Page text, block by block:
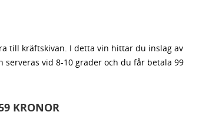
till kräftskivan. I detta vin hittar du inslag av
vid 8-10 grader och du får betala 99
KRONOR